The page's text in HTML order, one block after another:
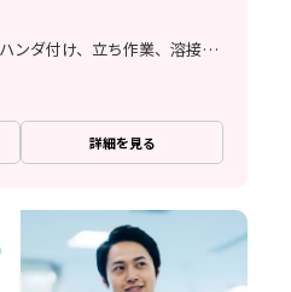
組立・組付け、加工、ハンダ付け、立ち作業、溶接、塗装
詳細を見る